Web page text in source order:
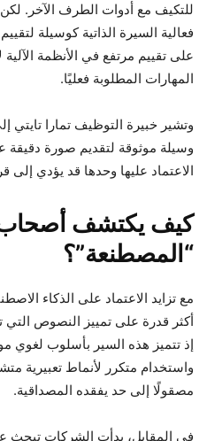
للتكيف مع أدوات الطرف الآخر. لكن
فعالية السيرة الذاتية كوسيلة
على تقييم مرتفع في الأنظمة الآلية
المهارات المطلوبة فعليًا.
وتشير خبيرة التوظيف تمارا تايتي
وسيلة موثوقة لتقديم صورة
الاعتماد عليها وحدها قد يؤدي
كيف يكتشف
“المصطنعة”؟
مع تزايد الاعتماد على الذكاء
أكثر قدرة على تمييز النصوص التي
إذ تتميز هذه السير بأسلوب
واستخدام متكرر لأنماط تعبيرية
مصقولًا إلى حد يفقده المصداقية.
في المقابل، بدأت الشركات